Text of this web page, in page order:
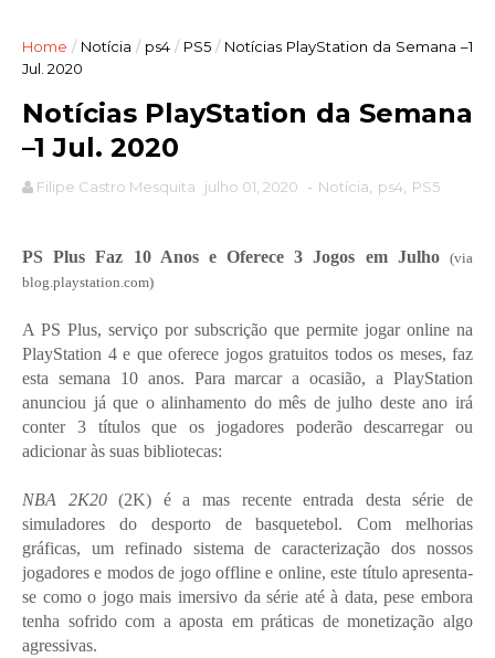
Home / Notícia / ps4 / PS5 / Notícias PlayStation da Semana –1
Jul. 2020
Notícias PlayStation da Semana
–1 Jul. 2020
Filipe Castro Mesquita julho 01, 2020 - Notícia ps4 PS5
PS Plus Faz 10 Anos e Oferece 3 Jogos em Julho (via
blog.playstation.com)
A PS Plus, serviço por subscrição que permite jogar online na
PlayStation 4 e que oferece jogos gratuitos todos os meses, faz
esta semana 10 anos. Para marcar a ocasião, a PlayStation
anunciou já que o alinhamento do mês de julho deste ano irá
conter 3 títulos que os jogadores poderão descarregar ou
adicionar às suas bibliotecas:
NBA 2K20(2K) é a mas recente entrada desta série de
simuladores do desporto de basquetebol. Com melhorias
gráficas, um refinado sistema de caracterização dos nossos
jogadores e modos de jogo offline e online, este título apresenta-
se como o jogo mais imersivo da série até à data, pese embora
tenha sofrido com a aposta em práticas de monetização algo
agressivas.